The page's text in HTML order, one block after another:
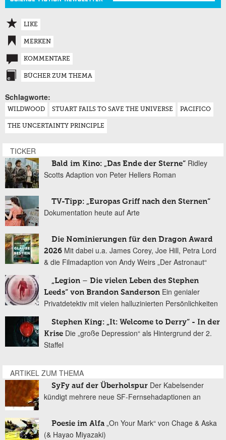
LIKE
MERKEN
KOMMENTARE
BÜCHER ZUM THEMA
Schlagworte:
WILDWOOD STUART FAILS TO SAVE THE UNIVERSE PACIFICO
THE UNCERTAINTY PRINCIPLE
TICKER
Bald im Kino: „Das Ende der Sterne“ Ridley
Scotts Adaption von Peter Hellers Roman
TV-Tipp: „Europas Griff nach den Sternen“
Dokumentation heute auf Arte
Die Nominierungen für den Dragon Award
2026 Mit dabei u.a. James Corey, Joe Hill, Petra Lord
& die Filmadaption von Andy Weirs „Der Astronaut“
„Legion – Die vielen Leben des Stephen
Leeds“ von Brandon Sanderson Ein genialer
Privatdetektiv mit vielen halluzinierten Persönlichkeiten
Stephen King: „It: Welcome to Derry“ - In der
Krise Die „große Depression“ als Hintergrund der 2.
Staffel
ARTIKEL ZUM THEMA
SyFy auf der Überholspur Der Kabelsender
kündigt mehrere neue SF-Fernsehadaptionen an
Poesie im Alfa „On Your Mark“ von Chage & Aska
(& Hayao Miyazaki)